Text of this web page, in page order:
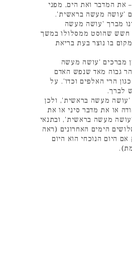
את המדבר ואת הים, מפני
'עושה מעשה בראשית'.
מברך 'עושה מעשה
חשש שהוסט ממסלולו במשך
בו נוצר בעת בריאת
מברכים 'עושה מעשה
גבוה מאד שנפש האדם
הרי האלפים וכדו'. על
לברך.
מעשה בראשית', ולכן
או את מדבר סיני או את
מעשה בראשית', ובתנאי
הימים האחרונים (ראה
היום הנוכחי הוא היום